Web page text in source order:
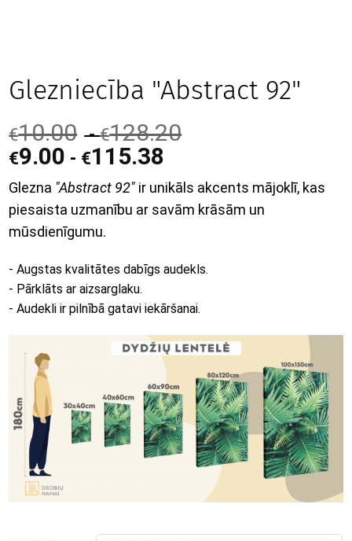
Glezniecība "Abstract 92"
€10.00 -€128.20
€9.00 - €115.38
Glezna "Abstract 92" ir unikāls akcents mājoklī, kas
piesaista uzmanību ar savām krāsām un
mūsdienīgumu.
- Augstas kvalitātes dabīgs audekls.
- Pārklāts ar aizsarglaku.
- Audekli ir pilnībā gatavi iekāršanai.